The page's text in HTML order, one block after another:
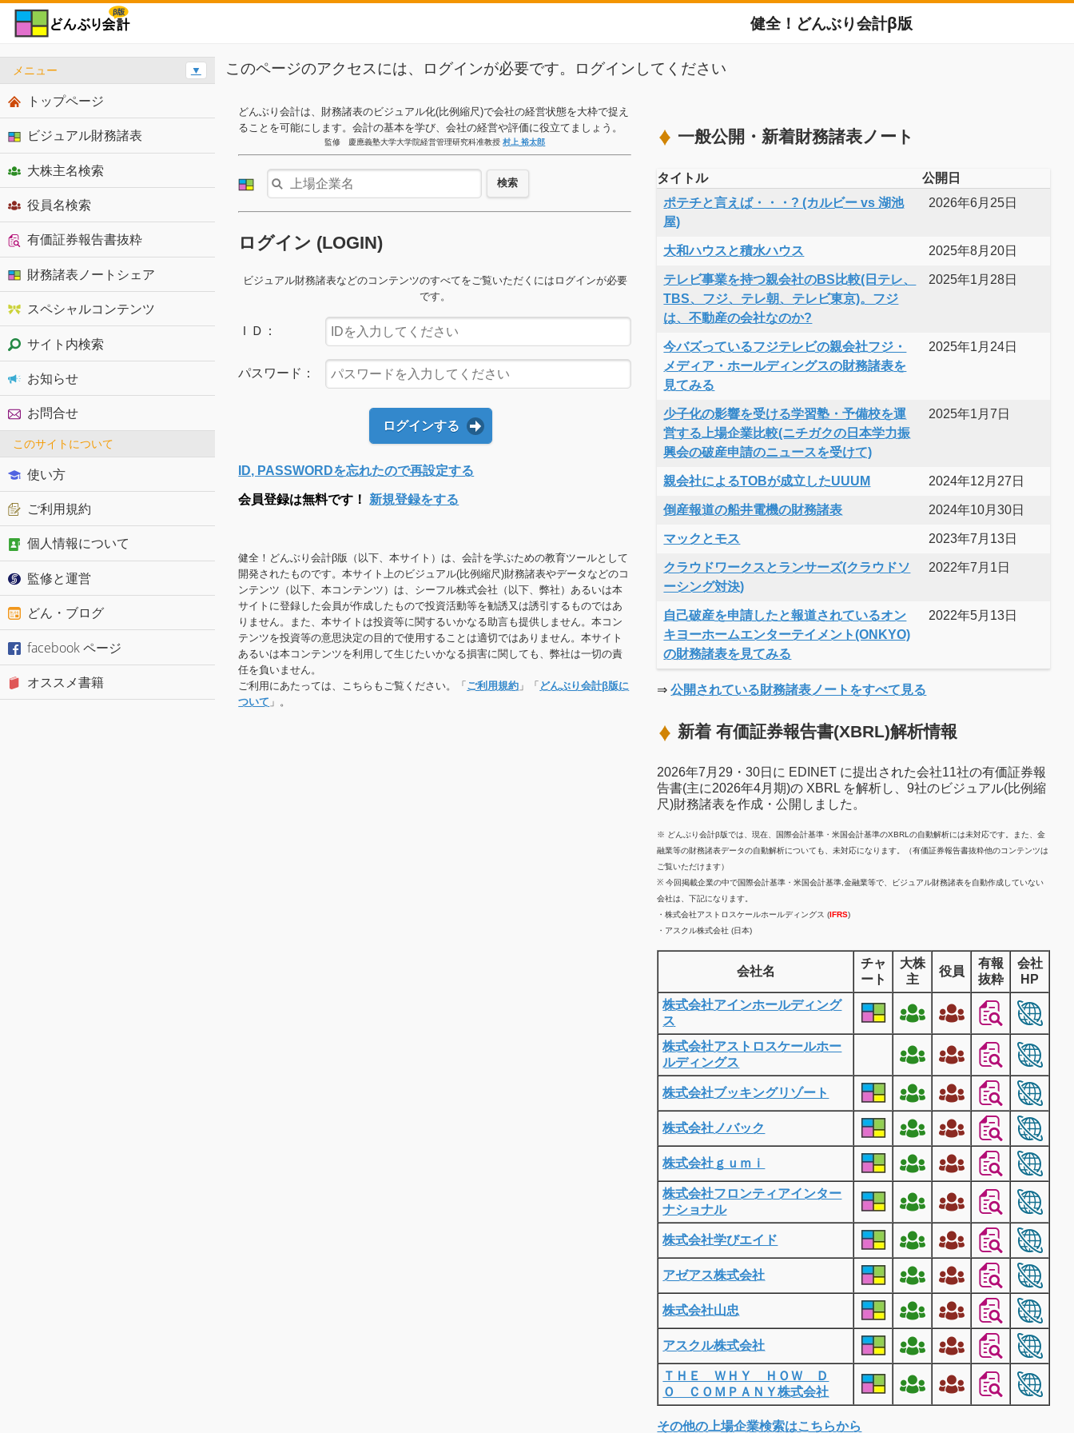
健全！どんぶり会計β版
このページのアクセスには、ログインが必要です。ログインしてください
どんぶり会計は、財務諸表のビジュアル化(比例縮尺)で会社の経営状態を大枠で捉え
ることを可能にします。会計の基本を学び、会社の経営や評価に役立てましょう。
監修 慶應義塾大学大学院経営管理研究科准教授村上 裕太郎
検索
ログイン (LOGIN)
ビジュアル財務諸表などのコンテンツのすべてをご覧いただくにはログインが必要
です。
ＩＤ：
パスワード：
ログインする
ID, PASSWORDを忘れたので再設定する
会員登録は無料です！ 新規登録をする
健全！どんぶり会計β版（以下、本サイト）は、会計を学ぶための教育ツールとして
開発されたものです。本サイト上のビジュアル(比例縮尺)財務諸表やデータなどのコ
ンテンツ（以下、本コンテンツ）は、シーフル株式会社（以下、弊社）あるいは本
サイトに登録した会員が作成したもので投資活動等を勧誘又は誘引するものではあ
りません。また、本サイトは投資等に関するいかなる助言も提供しません。本コン
テンツを投資等の意思決定の目的で使用することは適切ではありません。本サイト
あるいは本コンテンツを利用して生じたいかなる損害に関しても、弊社は一切の責
任を負いません。
ご利用にあたっては、こちらもご覧ください。「ご利用規約 」「 どんぶり会計β版に
ついて 」。
一般公開・新着財務諸表ノート
タイトル
公開日
ポテチと言えば・・・? (カルビー vs 湖池
屋)
2026年6月25日
大和ハウスと積水ハウス 2025年8月20日
テレビ事業を持つ親会社のBS比較(日テレ、
TBS、フジ、テレ朝、テレビ東京)。フジ
は、不動産の会社なのか?
2025年1月28日
今バズっているフジテレビの親会社フジ・
メディア・ホールディングスの財務諸表を
見てみる
2025年1月24日
少子化の影響を受ける学習塾・予備校を運
営する上場企業比較(ニチガクの日本学力振
興会の破産申請のニュースを受けて)
2025年1月7日
親会社によるTOBが成立したUUUM 2024年12月27日
倒産報道の船井電機の財務諸表 2024年10月30日
マックとモス 2023年7月13日
クラウドワークスとランサーズ(クラウドソ
ーシング対決)
2022年7月1日
自己破産を申請したと報道されているオン
キヨーホームエンターテイメント(ONKYO)
の財務諸表を見てみる
2022年5月13日
⇒公開されている財務諸表ノートをすべて見る
新着 有価証券報告書(XBRL)解析情報
2026年7月29・30日に EDINET に提出された会社11社の有価証券報
告書(主に2026年4月期)の XBRL を解析し、9社のビジュアル(比例縮
尺)財務諸表を作成・公開しました。
※ どんぶり会計β版では、現在、国際会計基準・米国会計基準のXBRLの自動解析には未対応です。また、金
融業等の財務諸表データの自動解析についても、未対応になります。（有価証券報告書抜粋他のコンテンツは
ご覧いただけます）
※ 今回掲載企業の中で国際会計基準・米国会計基準,金融業等で、ビジュアル財務諸表を自動作成していない
会社は、下記になります。
・株式会社アストロスケールホールディングス (IFRS)
・アスクル株式会社 (日本)
会社名
チャ
ート
大株
主
役員
有報
抜粋
会社
HP
株式会社アインホールディング
ス
株式会社アストロスケールホー
ルディングス
株式会社ブッキングリゾート
株式会社ノバック
株式会社ｇｕｍｉ
株式会社フロンティアインター
ナショナル
株式会社学びエイド
アゼアス株式会社
株式会社山忠
アスクル株式会社
ＴＨＥ ＷＨＹ ＨＯＷ Ｄ
Ｏ ＣＯＭＰＡＮＹ株式会社
その他の上場企業検索はこちらから
メニュー ▼
トップページ
ビジュアル財務諸表
大株主名検索
役員名検索
有価証券報告書抜粋
財務諸表ノートシェア
スペシャルコンテンツ
サイト内検索
お知らせ
お問合せ
このサイトについて
使い方
ご利用規約
個人情報について
監修と運営
どん・ブログ
facebook ページ
オススメ書籍